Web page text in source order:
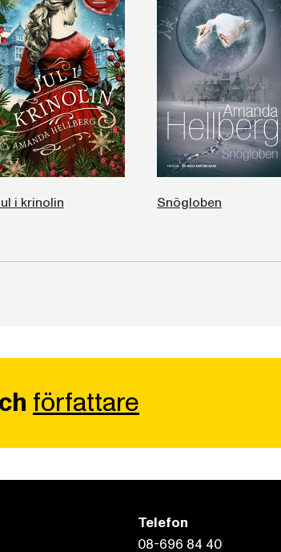
i krinolin Snögloben
författare
Telefon
08-696 84 40